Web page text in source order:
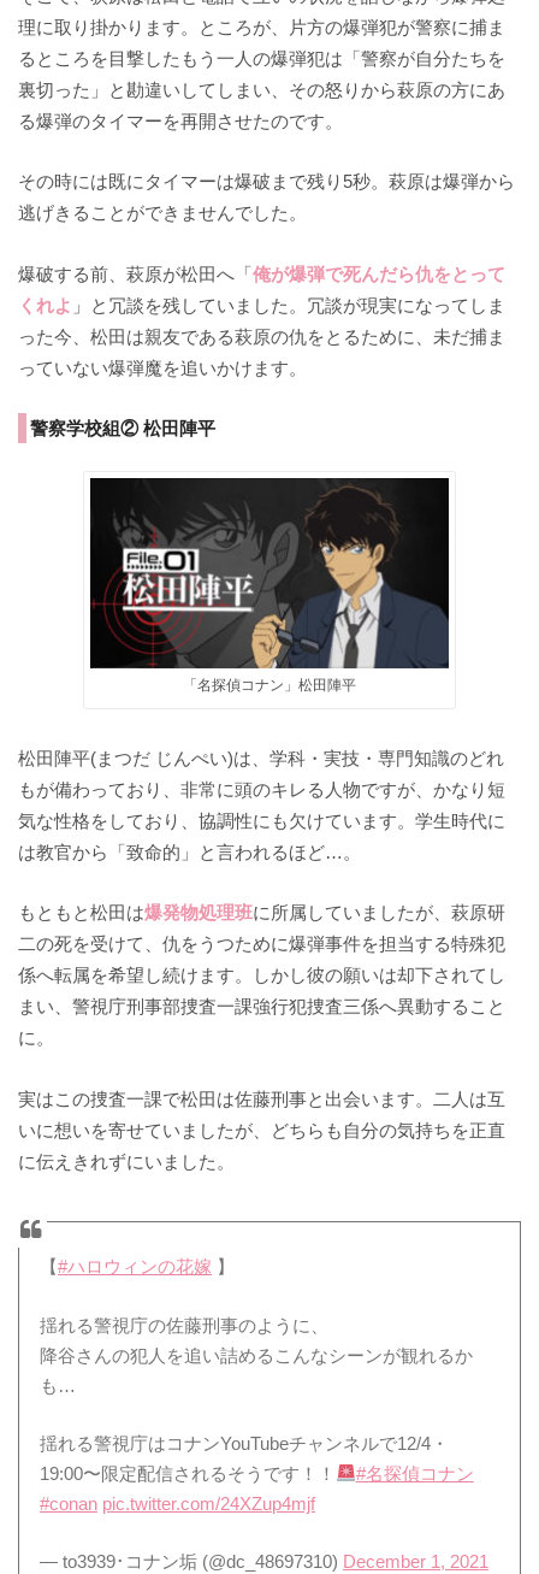
理に取り掛かります。ところが、片方の爆弾犯が警察に捕ま
るところを目撃したもう一人の爆弾犯は「警察が自分たちを
裏切った」と勘違いしてしまい、その怒りから萩原の方にあ
る爆弾のタイマーを再開させたのです。
その時には既にタイマーは爆破まで残り5秒。萩原は爆弾から
逃げきることができませんでした。
爆破する前、萩原が松田へ「俺が爆弾で死んだら仇をとって
くれよ 」と冗談を残していました。冗談が現実になってしま
った今、松田は親友である萩原の仇をとるために、未だ捕ま
っていない爆弾魔を追いかけます。
警察学校組② 松田陣平
「名探偵コナン」松田陣平
松田陣平(まつだ じんぺい)は、学科・実技・専門知識のどれ
もが備わっており、非常に頭のキレる人物ですが、かなり短
気な性格をしており、協調性にも欠けています。学生時代に
は教官から「致命的」と言われるほど…。
もともと松田は爆発物処理班に所属していましたが、萩原研
二の死を受けて、仇をうつために爆弾事件を担当する特殊犯
係へ転属を希望し続けます。しかし彼の願いは却下されてし
まい、警視庁刑事部捜査一課強行犯捜査三係へ異動すること
に。
実はこの捜査一課で松田は佐藤刑事と出会います。二人は互
いに想いを寄せていましたが、どちらも自分の気持ちを正直
に伝えきれずにいました。
【#ハロウィンの花嫁 】
揺れる警視庁の佐藤刑事のように、
降谷さんの犯人を追い詰めるこんなシーンが観れるか
も…
揺れる警視庁はコナンYouTubeチャンネルで12/4・
19:00〜限定配信されるそうです！！
#名探偵コナン
#conan pic.twitter.com/24XZup4mjf
— to3939･コナン垢 (@dc_48697310) December 1, 2021